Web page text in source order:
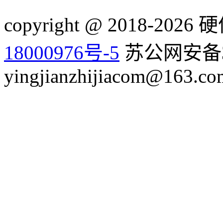
copyright @ 2018-2026
18000976号-5 苏公网安